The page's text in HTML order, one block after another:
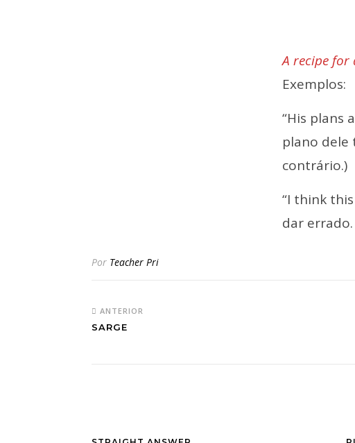
A recipe for
Exemplos:
“His plans
plano dele
contrário.)
“I think
dar errado.
Por Teacher Pri
ANTERIOR
SARGE